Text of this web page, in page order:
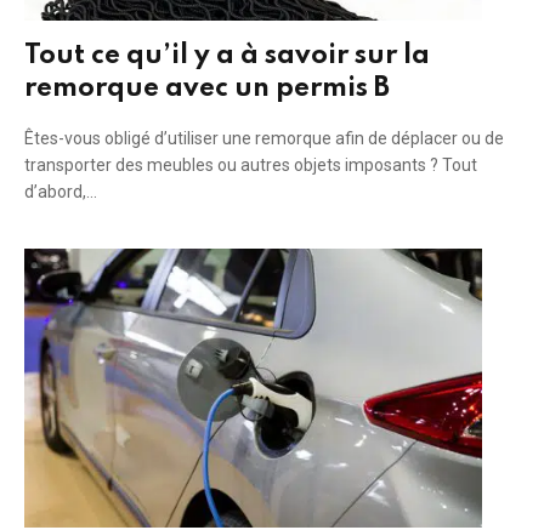
Tout ce qu’il y a à savoir sur la
remorque avec un permis B
Êtes-vous obligé d’utiliser une remorque afin de déplacer ou de
transporter des meubles ou autres objets imposants ? Tout
d’abord,…